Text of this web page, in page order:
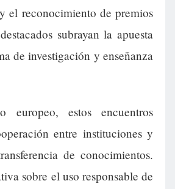
el reconocimiento de premios
subrayan la apuesta
de investigación y enseñanza
europeo, estos encuentros
entre instituciones y
de conocimientos.
sobre el uso responsable de